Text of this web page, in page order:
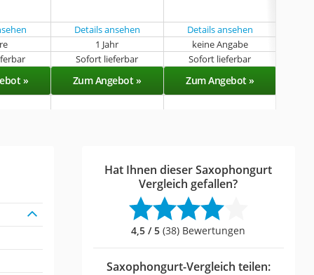
Details ansehen Details ansehen
1 Jahr keine Angabe
Sofort lieferbar Sofort lieferbar
» Zum Angebot » Zum Angebot »
Hat Ihnen dieser Saxophongurt
Vergleich gefallen?
4,5 / 5 (38) Bewertungen
Saxophongurt-Vergleich teilen: